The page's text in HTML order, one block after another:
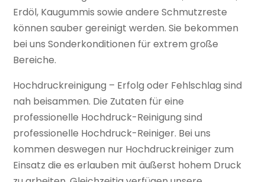
Erdöl, Kaugummis sowie andere Schmutzreste
können sauber gereinigt werden. Sie bekommen
bei uns Sonderkonditionen für extrem große
Bereiche.
Hochdruckreinigung – Erfolg oder Fehlschlag sind
nah beisammen. Die Zutaten für eine
professionelle Hochdruck-Reinigung sind
professionelle Hochdruck-Reiniger. Bei uns
kommen deswegen nur Hochdruckreiniger zum
Einsatz die es erlauben mit äußerst hohem Druck